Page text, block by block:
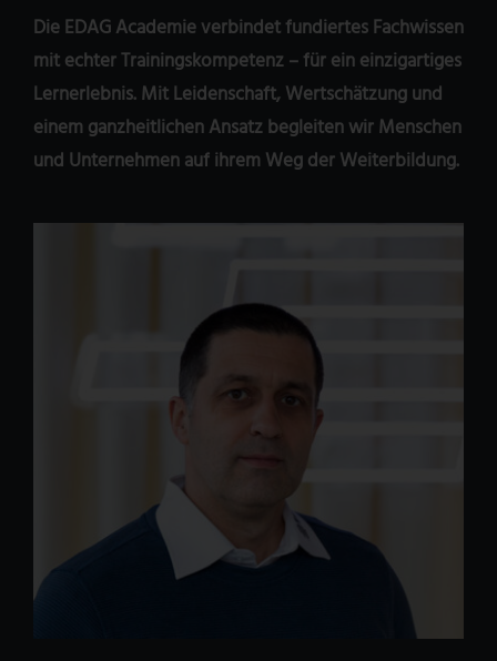
Die EDAG Academie verbindet fundiertes Fachwissen
mit echter Trainingskompetenz – für ein einzigartiges
Lernerlebnis. Mit Leidenschaft, Wertschätzung und
einem ganzheitlichen Ansatz begleiten wir Menschen
und Unternehmen auf ihrem Weg der Weiterbildung.